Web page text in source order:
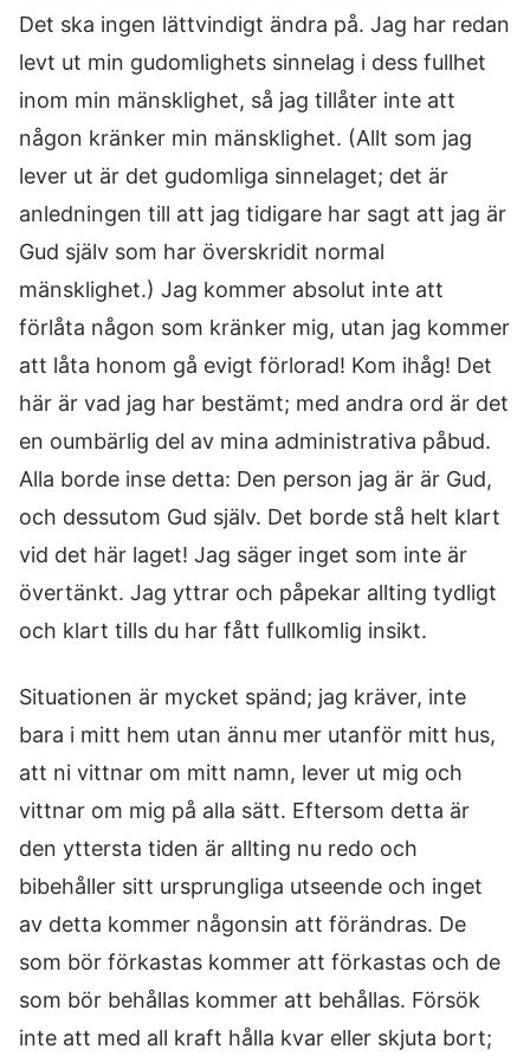
Det ska ingen lättvindigt ändra på. Jag har redan
levt ut min gudomlighets sinnelag i dess fullhet
inom min mänsklighet, så jag tillåter inte att
någon kränker min mänsklighet. (Allt som jag
lever ut är det gudomliga sinnelaget; det är
anledningen till att jag tidigare har sagt att jag är
Gud själv som har överskridit normal
mänsklighet.) Jag kommer absolut inte att
förlåta någon som kränker mig, utan jag kommer
att låta honom gå evigt förlorad! Kom ihåg! Det
här är vad jag har bestämt; med andra ord är det
en oumbärlig del av mina administrativa påbud.
Alla borde inse detta: Den person jag är är Gud,
och dessutom Gud själv. Det borde stå helt klart
vid det här laget! Jag säger inget som inte är
övertänkt. Jag yttrar och påpekar allting tydligt
och klart tills du har fått fullkomlig insikt.
Situationen är mycket spänd; jag kräver, inte
bara i mitt hem utan ännu mer utanför mitt hus,
att ni vittnar om mitt namn, lever ut mig och
vittnar om mig på alla sätt. Eftersom detta är
den yttersta tiden är allting nu redo och
bibehåller sitt ursprungliga utseende och inget
av detta kommer någonsin att förändras. De
som bör förkastas kommer att förkastas och de
som bör behållas kommer att behållas. Försök
inte att med all kraft hålla kvar eller skjuta bort;